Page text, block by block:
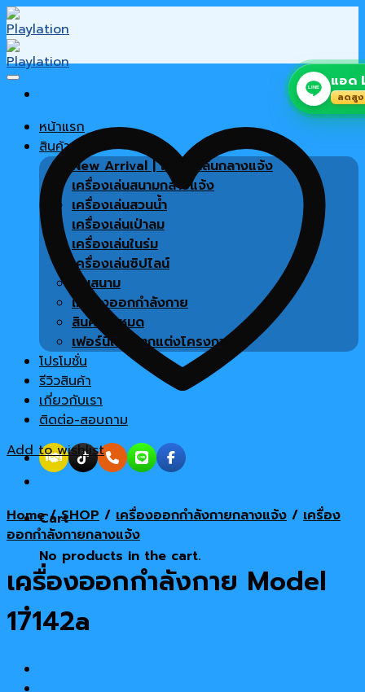
Skip
to
content
หน้าแรก
สินค้า
New Arrival | เครื่องเล่นกลางแจ้ง
เครื่องเล่นสนามกลางแจ้ง
เครื่องเล่นสวนน้ำ
เครื่องเล่นเป่าลม
เครื่องเล่นในร่ม
เครื่องเล่นซิปไลน์
พื้นสนาม
เครื่องออกกำลังกาย
สินค้าทั้งหมด
เฟอร์นิเจอร์ตกแต่งโครงการ
โปรโมชั่น
รีวิวสินค้า
เกี่ยวกับเรา
ติดต่อ-สอบถาม
Cart
No products in the cart.
Add to wishlist
Home / SHOP / เครื่องออกกำลังกายกลางแจ้ง / เครื่อง
ออกกำลังกายกลางแจ้ง
เครื่องออกกำลังกาย Model
17142a
LINE แอด
ลดสู